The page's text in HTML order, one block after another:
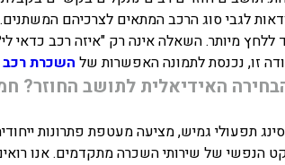
לגבי סוג הרכב המתאים לצרכיהם
מיותר. השאלה אינה רק "איזה רכב כדאי
זו, נכנסת לתמונה האפשרות של השכרת רכב
האידיאלית לתושב החוזר?
תפעולי גמיש, מציעה מעטפת פתרונות
הנפשי של שירותי השכרה מתקדמים. אנו